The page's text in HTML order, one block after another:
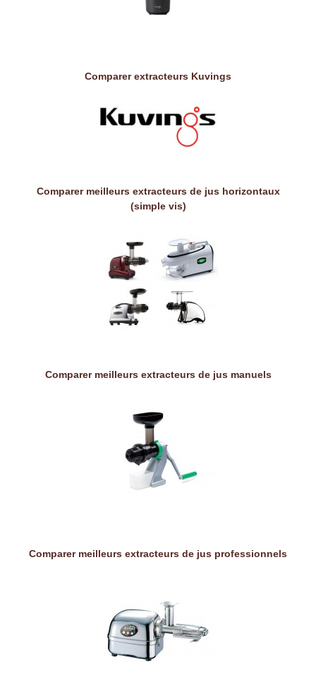
Comparer extracteurs Kuvings
Comparer meilleurs extracteurs de jus horizontaux
(simple vis)
Comparer meilleurs extracteurs de jus manuels
Comparer meilleurs extracteurs de jus professionnels